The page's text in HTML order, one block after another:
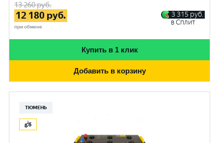
13 260руб.
12 180 руб.
при обмене
3 315 руб.
в Сплит
Купить в 1 клик
Добавить в корзину
ТЮМЕНЬ